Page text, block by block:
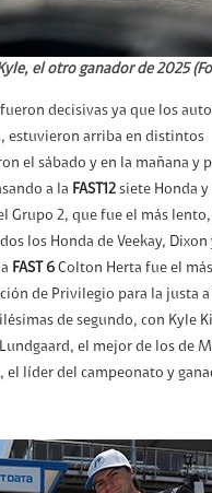
el otro ganador de 2025
decisivas ya que los
estuvieron arriba en distintos
el sábado y en la mañana y
a la FAST12siete Honda y
Grupo 2, que fue el más
los Honda de Veekay, Dixon
FAST 6Colton Herta fue el
de Privilegio para la justa a
de segundo, con Kyle
el mejor de los de
el líder del campeonato y